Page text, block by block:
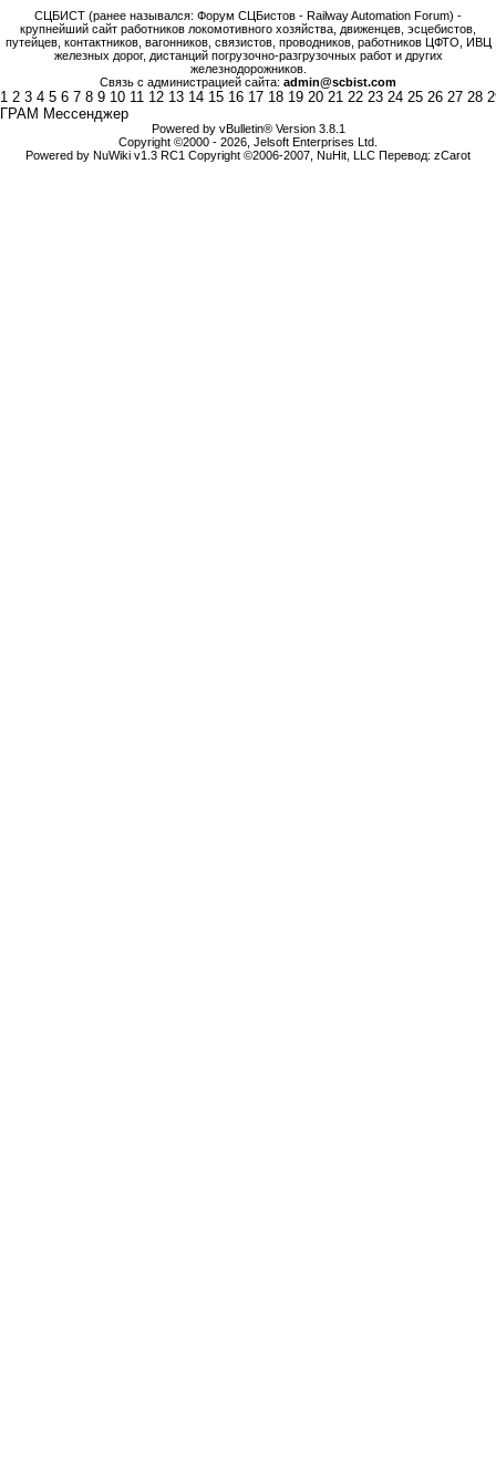
СЦБИСТ (ранее назывался: Форум СЦБистов - Railway Automation Forum) -
крупнейший сайт работников локомотивного хозяйства, движенцев, эсцебистов,
путейцев, контактников, вагонников, связистов, проводников, работников ЦФТО, ИВЦ
железных дорог, дистанций погрузочно-разгрузочных работ и других
железнодорожников.
Связь с администрацией сайта: admin@scbist.com
1 2 3 4 5 6 7 8 9 10 11 12 13 14 15 16 17 18 19 20 21 22 23 24 25 26 27 28
ГРАМ Мессенджер
Powered by vBulletin® Version 3.8.1
Copyright ©2000 - 2026, Jelsoft Enterprises Ltd.
Powered by NuWiki v1.3 RC1 Copyright ©2006-2007, NuHit, LLC Перевод: zCarot